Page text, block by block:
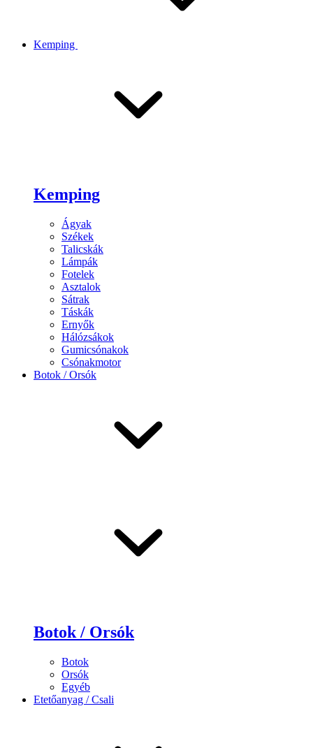
Kemping
Kemping
Ágyak
Székek
Talicskák
Lámpák
Fotelek
Asztalok
Sátrak
Táskák
Ernyők
Hálózsákok
Gumicsónakok
Csónakmotor
Botok / Orsók
Botok / Orsók
Botok
Orsók
Egyéb
Etetőanyag / Csali